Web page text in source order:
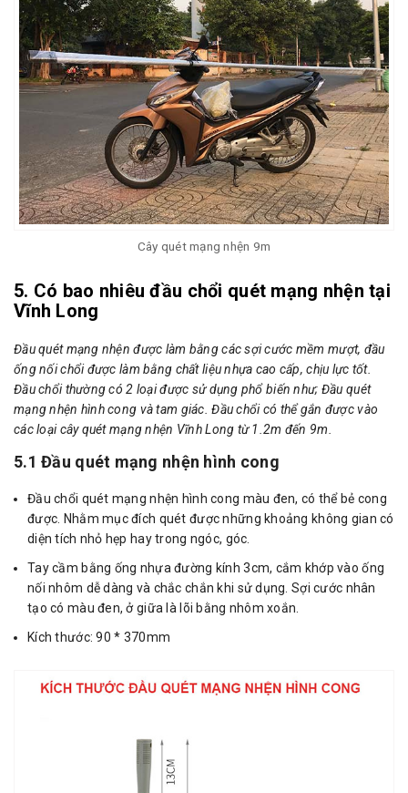
Cây quét mạng nhện 9m
5. Có bao nhiêu đầu chổi quét mạng nhện tại
Vĩnh Long
Đầu quét mạng nhện được làm bằng các sợi cước mềm mượt, đầu
ống nối chổi được làm bằng chất liệu nhựa cao cấp, chịu lực tốt.
Đầu chổi thường có 2 loại được sử dụng phổ biến như; Đầu quét
mạng nhện hình cong và tam giác. Đầu chổi có thể gắn được vào
các loại cây quét mạng nhện Vĩnh Long từ 1.2m đến 9m.
5.1 Đầu quét mạng nhện hình cong
Đầu chổi quét mạng nhện hình cong màu đen, có thể bẻ cong
được. Nhằm mục đích quét được những khoảng không gian có
diện tích nhỏ hẹp hay trong ngóc, góc.
Tay cầm bằng ống nhựa đường kính 3cm, cắm khớp vào ống
nối nhôm dễ dàng và chắc chắn khi sử dụng. Sợi cước nhân
tạo có màu đen, ở giữa là lõi bằng nhôm xoắn.
Kích thước: 90 * 370mm